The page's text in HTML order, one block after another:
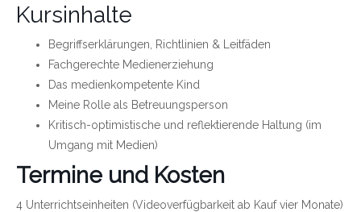
Kursinhalte
Begriffserklärungen, Richtlinien & Leitfäden
Fachgerechte Medienerziehung
Das medienkompetente Kind
Meine Rolle als Betreuungsperson
Kritisch-optimistische und reflektierende Haltung (im
Umgang mit Medien)
Termine und Kosten
4 Unterrichtseinheiten (Videoverfügbarkeit ab Kauf vier Monate)